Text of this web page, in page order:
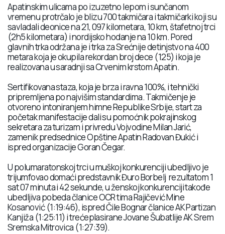
Apatinskim ulicama po izuzetno lepom i sunčanom
vremenu protrčalo je blizu 700 takmičara i takmičarki koji su
savladali deonice na 21, 097 kilometara, 10 km, štafetnoj trci
(2h5 kilometara) i nordijsko hodanje na 10 km. Pored
glavnih trka održana je i trka za Srećnije detinjstvo na 400
metara koja je okupila rekordan broj dece (125) i koja je
realizovana u saradnji sa Crvenim krstom Apatin.
Sertifikovana staza, koja je brza i ravna 100%, i tehnički
pripremljena po najvišim standardima. Takmičenje je
otvoreno intoniranjem himne Republike Srbije, start za
početak manifestacije dali su pomoćnik pokrajinskog
sekretara za turizam i privredu Vojvodine Milan Jarić,
zamenik predsednice Opštine Apatin Radovan Đukić i
ispred organizacije Goran Čegar.
U polumaratonskoj trci u muškoj konkurenciji ubedljivo je
trijumfovao domaći predstavnik Đuro Borbelj rezultatom 1
sat 07 minuta i 42 sekunde, u ženskoj konkurenciji takođe
ubedljiva pobeda članice OCR tima Rajičević Mine
Kosanović (1:19:46), ispred Čile Bognar članice AK Partizan
Kanjiža (1:25:11) i trećeplasirane Jovane Šubatlije AK Srem
Sremska Mitrovica (1:27:39).